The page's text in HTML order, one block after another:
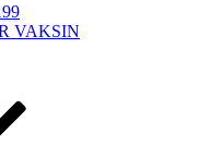
VAKSIN